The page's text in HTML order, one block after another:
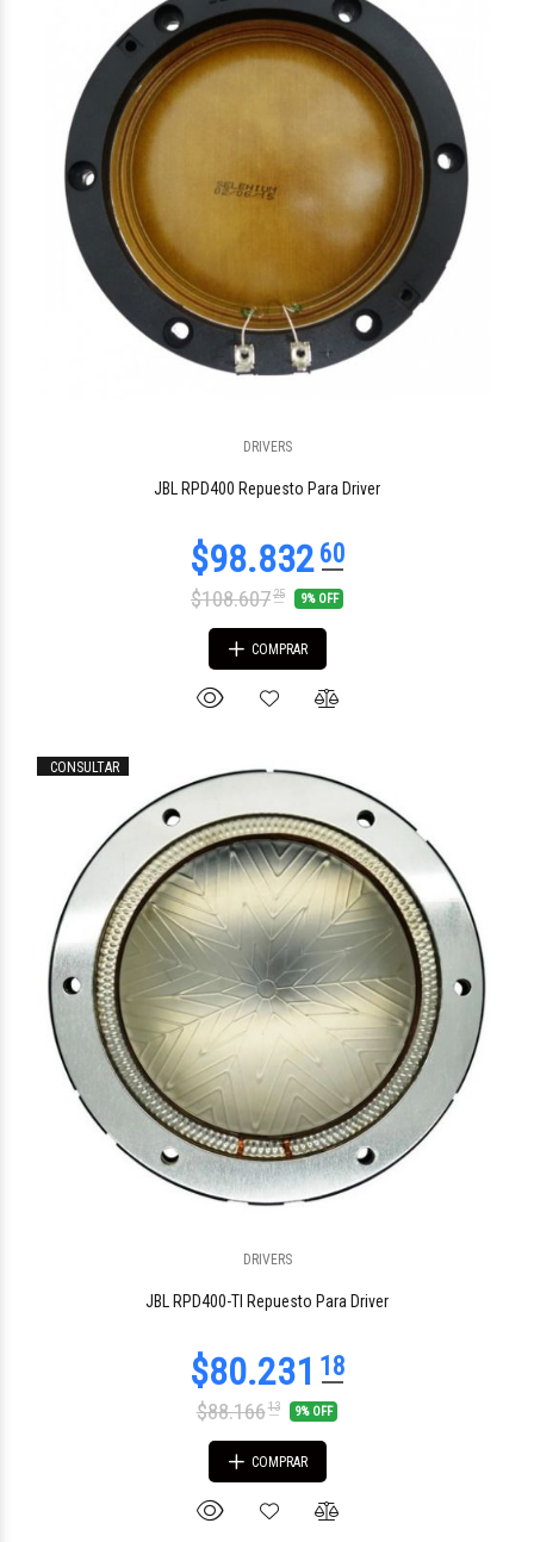
DRIVERS
JBL RPD400 Repuesto Para Driver
$108.60725 9% OFF
COMPRAR
CONSULTAR
DRIVERS
JBL RPD400-TI Repuesto Para Driver
$88.16613 9% OFF
COMPRAR